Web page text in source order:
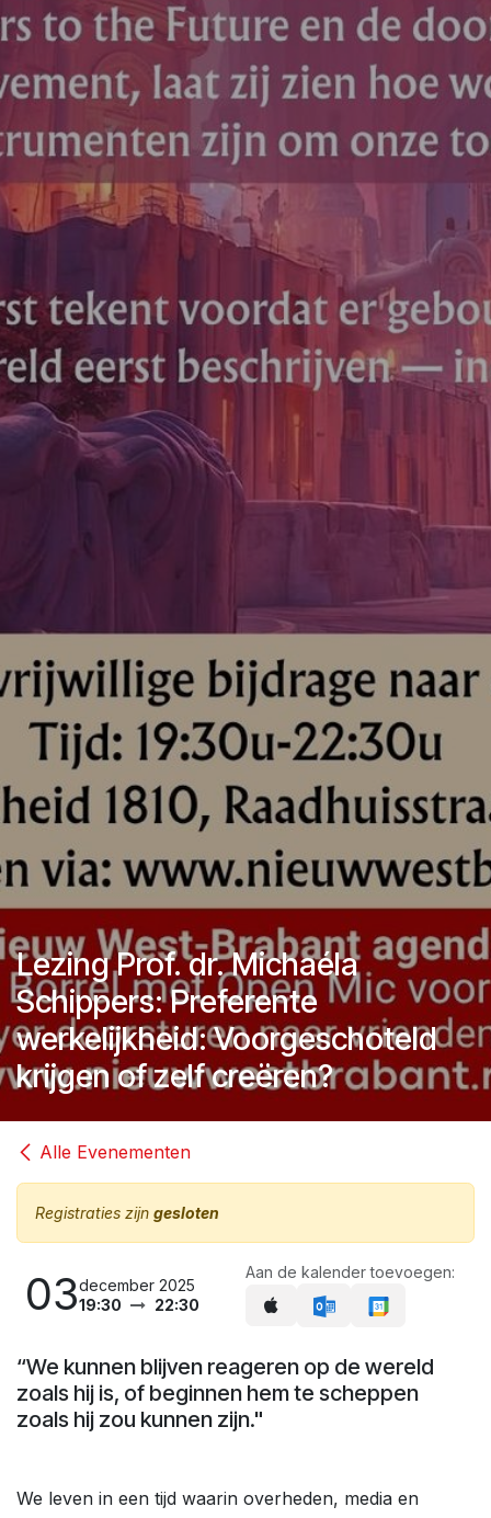
Lezing Prof. dr. Michaéla
Schippers: Preferente
werkelijkheid: Voorgeschoteld
krijgen of zelf creëren?
Alle Evenementen
Registraties zijn gesloten
03december 2025
19:30
22:30
Aan de kalender toevoegen:
“We kunnen blijven reageren op de wereld
zoals hij is, of beginnen hem te scheppen
zoals hij zou kunnen zijn."
We leven in een tijd waarin overheden, media en